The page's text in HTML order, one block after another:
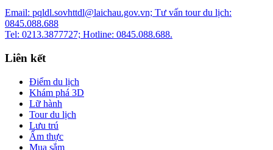
Email: pqldl.sovhttdl@laichau.gov.vn; Tư vấn tour du lịch:
0845.088.688
Tel: 0213.3877727; Hotline: 0845.088.688.
Liên kết
Điểm du lịch
Khám phá 3D
Lữ hành
Tour du lịch
Lưu trú
Ẩm thực
Mua sắm